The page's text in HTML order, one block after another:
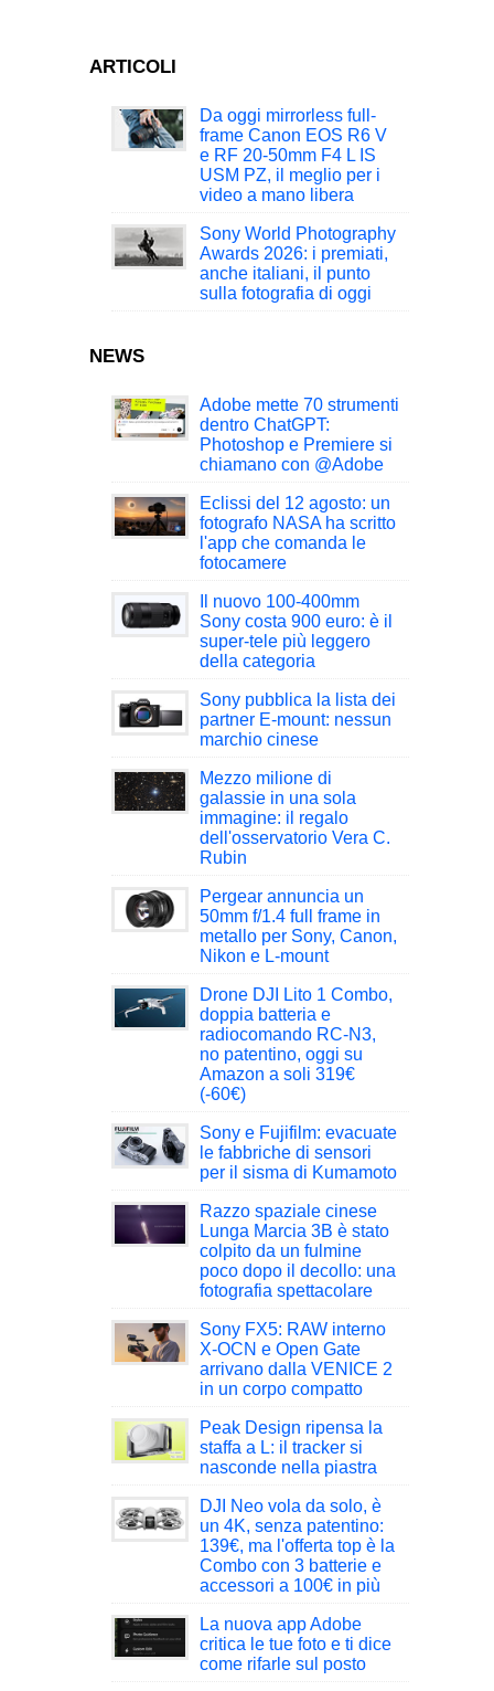
ARTICOLI
Da oggi mirrorless full-
frame Canon EOS R6 V
e RF 20-50mm F4 L IS
USM PZ, il meglio per i
video a mano libera
Sony World Photography
Awards 2026: i premiati,
anche italiani, il punto
sulla fotografia di oggi
NEWS
Adobe mette 70 strumenti
dentro ChatGPT:
Photoshop e Premiere si
chiamano con @Adobe
Eclissi del 12 agosto: un
fotografo NASA ha scritto
l'app che comanda le
fotocamere
Il nuovo 100-400mm
Sony costa 900 euro: è il
super-tele più leggero
della categoria
Sony pubblica la lista dei
partner E-mount: nessun
marchio cinese
Mezzo milione di
galassie in una sola
immagine: il regalo
dell'osservatorio Vera C.
Rubin
Pergear annuncia un
50mm f/1.4 full frame in
metallo per Sony, Canon,
Nikon e L-mount
Drone DJI Lito 1 Combo,
doppia batteria e
radiocomando RC-N3,
no patentino, oggi su
Amazon a soli 319€
(-60€)
Sony e Fujifilm: evacuate
le fabbriche di sensori
per il sisma di Kumamoto
Razzo spaziale cinese
Lunga Marcia 3B è stato
colpito da un fulmine
poco dopo il decollo: una
fotografia spettacolare
Sony FX5: RAW interno
X-OCN e Open Gate
arrivano dalla VENICE 2
in un corpo compatto
Peak Design ripensa la
staffa a L: il tracker si
nasconde nella piastra
DJI Neo vola da solo, è
un 4K, senza patentino:
139€, ma l'offerta top è la
Combo con 3 batterie e
accessori a 100€ in più
La nuova app Adobe
critica le tue foto e ti dice
come rifarle sul posto